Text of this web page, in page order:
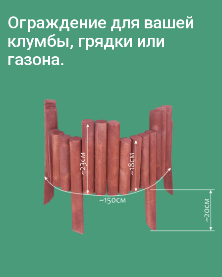
Ограждение для вашей
клумбы, грядки или
газона.